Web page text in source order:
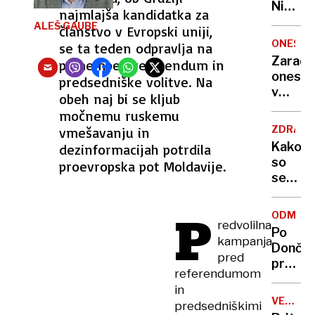
najmlajša kandidatka za
članstvo v Evropski uniji,
se ta teden odpravlja na
pomemben referendum in
predsedniške volitve. Na
obeh naj bi se kljub
močnemu ruskemu
vmešavanju in
dezinformacijah potrdila
proevropska pot Moldavije.
ALEŠ GAUBE
P redvolilna
kampanja
pred
referendumom
in
predsedniškimi
Nikoli
nisem
da je
to v
moji
sploh
Zaradi
v
delu
voda
Kako
so
se
cilji
vlade
Po
Karma
je
psica,
VELIKA